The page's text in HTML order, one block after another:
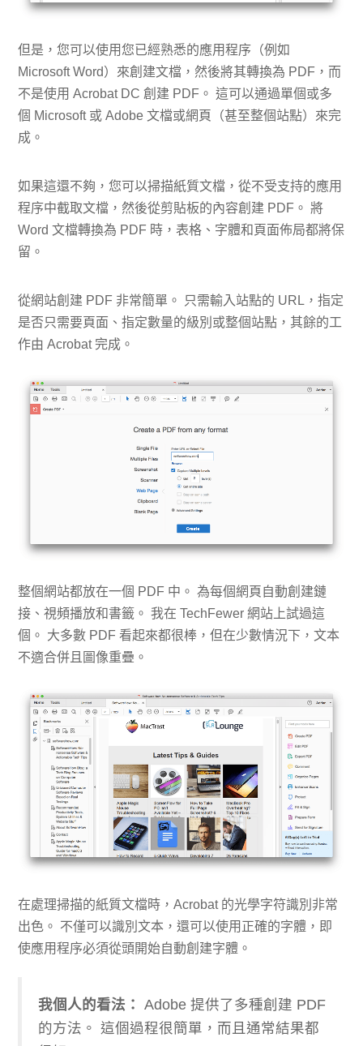
但是，您可以使用您已經熟悉的應用程序（例如
Microsoft Word）來創建文檔，然後將其轉換為 PDF，而
不是使用 Acrobat DC 創建 PDF。 這可以通過單個或多
個 Microsoft 或 Adob​​e 文檔或網頁（甚至整個站點）來完
成。
如果這還不夠，您可以掃描紙質文檔，從不受支持的應用
程序中截取文檔，然後從剪貼板的內容創建 PDF。 將
Word 文檔轉換為 PDF 時，表格、字體和頁面佈局都將保
留。
從網站創建 PDF 非常簡單。 只需輸入站點的 URL，指定
是否只需要頁面、指定數量的級別或整個站點，其餘的工
作由 Acrobat 完成。
整個網站都放在一個 PDF 中。 為每個網頁自動創建鏈
接、視頻播放和書籤。 我在 TechFewer 網站上試過這
個。 大多數 PDF 看起來都很棒，但在少數情況下，文本
不適合併且圖像重疊。
在處理掃描的紙質文檔時，Acrobat 的光學字符識別非常
出色。 不僅可以識別文本，還可以使用正確的字體，即
使應用程序必須從頭開始自動創建字體。
我個人的看法： Adobe 提供了多種創建 PDF
的方法。 這個過程很簡單，而且通常結果都